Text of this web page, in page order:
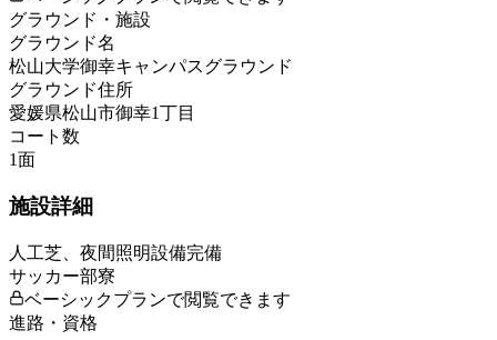
グラウンド・施設
グラウンド名
松山大学御幸キャンパスグラウンド
グラウンド住所
愛媛県松山市御幸1丁目
コート数
1面
施設詳細
人工芝、夜間照明設備完備
サッカー部寮
ベーシックプランで閲覧できます
進路・資格